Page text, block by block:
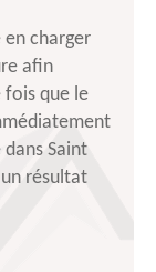
charger
afin
fois que le
Saint
résultat